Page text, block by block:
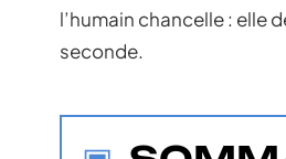
l’humain chancelle : elle
seconde.